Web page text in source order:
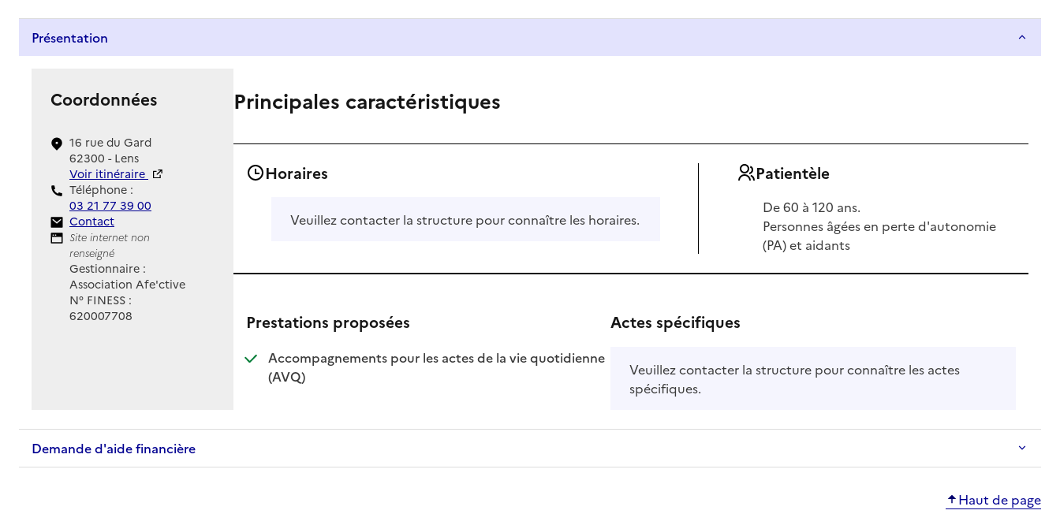
Présentation
Coordonnées
16 rue du Gard
62300 - Lens
Voir itinéraire
Téléphone :
03 21 77 39 00
Contact
Contact
Site Internet
Site internet non
renseigné
Gestionnaire :
Association Afe'ctive
N° FINESS :
620007708
Principales caractéristiques
Horaires
Veuillez contacter la structure pour connaître les horaires.
Patientèle
De 60 à 120 ans.
Personnes âgées en perte d'autonomie
(PA) et aidants
Prestations proposées
Accompagnements pour les actes de la vie quotidienne
(AVQ)
: disponible
: non disponible
Actes spécifiques
Veuillez contacter la structure pour connaître les actes
spécifiques.
Demande d'aide financière
Haut de page